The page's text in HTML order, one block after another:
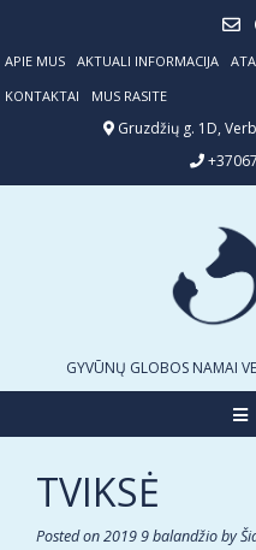
content
APIE MUS AKTUALI INFORMACIJA
KONTAKTAI
MUS RASITE
Gruzdžių g. 1D,
GYVŪNŲ GLOBOS NAMAI
TVIKSĖ
Posted on2019 9 balandžioby